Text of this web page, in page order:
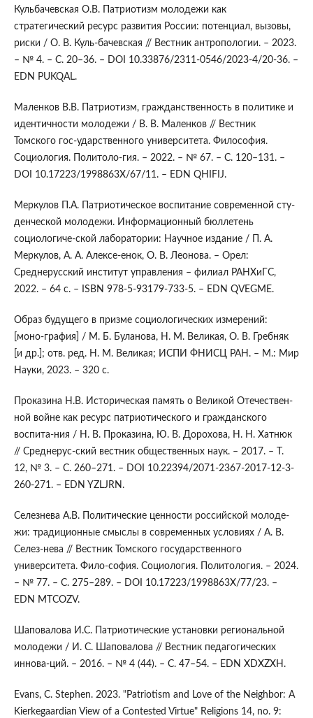
Кульбачевская О.В. Патриотизм молодежи как
стратегический ресурс развития России: потенциал, вызовы,
риски / О. В. Куль-бачевская // Вестник антропологии. – 2023.
– № 4. – С. 20–36. – DOI 10.33876/2311-0546/2023-4/20-36. –
EDN PUKQAL.
Маленков В.В. Патриотизм, гражданственность в политике и
идентичности молодежи / В. В. Маленков // Вестник
Томского гос-ударственного университета. Философия.
Социология. Политоло-гия. – 2022. – № 67. – С. 120–131. –
DOI 10.17223/1998863X/67/11. – EDN QHIFIJ.
Меркулов П.А. Патриотическое воспитание современной сту-
денческой молодежи. Информационный бюллетень
социологиче-ской лаборатории: Научное издание / П. А.
Меркулов, А. А. Алексе-енок, О. В. Леонова. – Орел:
Среднерусский институт управления – филиал РАНХиГС,
2022. – 64 с. – ISBN 978-5-93179-733-5. – EDN QVEGME.
Образ будущего в призме социологических измерений:
[моно-графия] / М. Б. Буланова, Н. М. Великая, О. В. Гребняк
[и др.]; отв. ред. Н. М. Великая; ИСПИ ФНИСЦ РАН. – М.: Мир
Науки, 2023. – 320 с.
Проказина Н.В. Историческая память о Великой Отечествен-
ной войне как ресурс патриотического и гражданского
воспита-ния / Н. В. Проказина, Ю. В. Дорохова, Н. Н. Хатнюк
// Среднерус-ский вестник общественных наук. – 2017. – Т.
12, № 3. – С. 260–271. – DOI 10.22394/2071-2367-2017-12-3-
260-271. – EDN YZLJRN.
Селезнева А.В. Политические ценности российской молоде-
жи: традиционные смыслы в современных условиях / А. В.
Селез-нева // Вестник Томского государственного
университета. Фило-софия. Социология. Политология. – 2024.
– № 77. – С. 275–289. – DOI 10.17223/1998863X/77/23. –
EDN MTCOZV.
Шаповалова И.С. Патриотические установки региональной
молодежи / И. С. Шаповалова // Вестник педагогических
иннова-ций. – 2016. – № 4 (44). – С. 47–54. – EDN XDXZXH.
Evans, C. Stephen. 2023. "Patriotism and Love of the Neighbor: A
Kierkegaardian View of a Contested Virtue" Religions 14, no. 9: